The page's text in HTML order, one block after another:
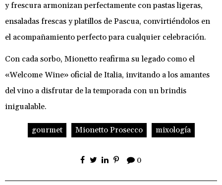
y frescura armonizan perfectamente con pastas ligeras,
ensaladas frescas y platillos de Pascua, convirtiéndolos en
el acompañamiento perfecto para cualquier celebración.
Con cada sorbo, Mionetto reafirma su legado como el
«Welcome Wine» oficial de Italia, invitando a los amantes
del vino a disfrutar de la temporada con un brindis
inigualable.
gourmet Mionetto Prosecco mixología
0